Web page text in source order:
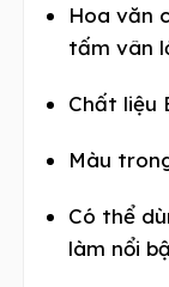
Hoa văn
tấm vân
Chất liệu
Màu
Có thể
làm nổi